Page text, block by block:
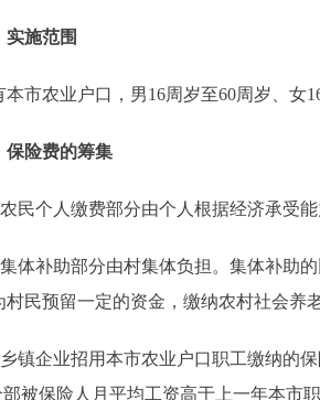
DEUTSCH
ESPAÑOL
ITALIANO
施范围
农业户口，男16周岁至60周岁、女
险费的筹集
个人缴费部分由个人根据经济承受能
补助部分由村集体负担。集体补助的
村民预留一定的资金，缴纳农村社会养
企业招用本市农业户口职工缴纳的保
部被保险人月平均工资高于上一年本市